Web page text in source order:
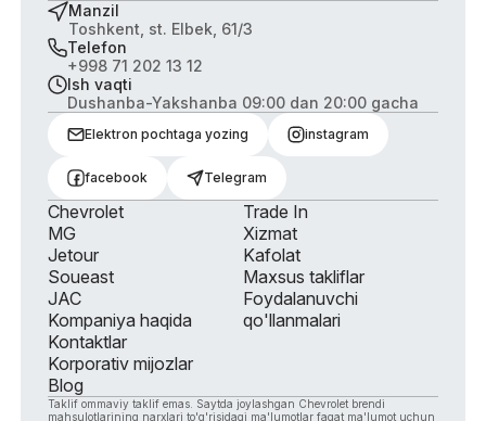
Manzil
Toshkent, st. Elbek, 61/3
Telefon
+998 71 202 13 12
Ish vaqti
Dushanba-Yakshanba 09:00 dan 20:00 gacha
Chevrolet
MG
Jetour
Soueast
JAC
Kompaniya haqida
Kontaktlar
Korporativ mijozlar
Blog
Trade In
Xizmat
Kafolat
Maxsus takliflar
Foydalanuvchi
qo'llanmalari
Elektron pochtaga yozing instagram
facebook Telegram
Taklif ommaviy taklif emas. Saytda joylashgan Chevrolet brendi
mahsulotlarining narxlari to'g'risidagi ma'lumotlar faqat ma'lumot uchun